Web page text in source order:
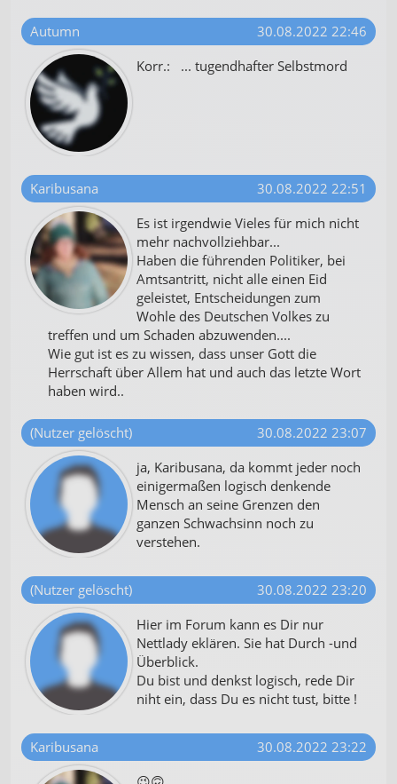
Autumn
30.08.2022 22:46
Korr.: ... tugendhafter Selbstmord
Karibusana
30.08.2022 22:51
Es ist irgendwie Vieles für mich nicht
mehr nachvollziehbar...
Haben die führenden Politiker, bei
Amtsantritt, nicht alle einen Eid
geleistet, Entscheidungen zum
Wohle des Deutschen Volkes zu
treffen und um Schaden abzuwenden....
Wie gut ist es zu wissen, dass unser Gott die
Herrschaft über Allem hat und auch das letzte Wort
haben wird..
(Nutzer gelöscht)
30.08.2022 23:07
ja, Karibusana, da kommt jeder noch
einigermaßen logisch denkende
Mensch an seine Grenzen den
ganzen Schwachsinn noch zu
verstehen.
(Nutzer gelöscht)
30.08.2022 23:20
Hier im Forum kann es Dir nur
Nettlady eklären. Sie hat Durch -und
Überblick.
Du bist und denkst logisch, rede Dir
niht ein, dass Du es nicht tust, bitte !
Karibusana
30.08.2022 23:22